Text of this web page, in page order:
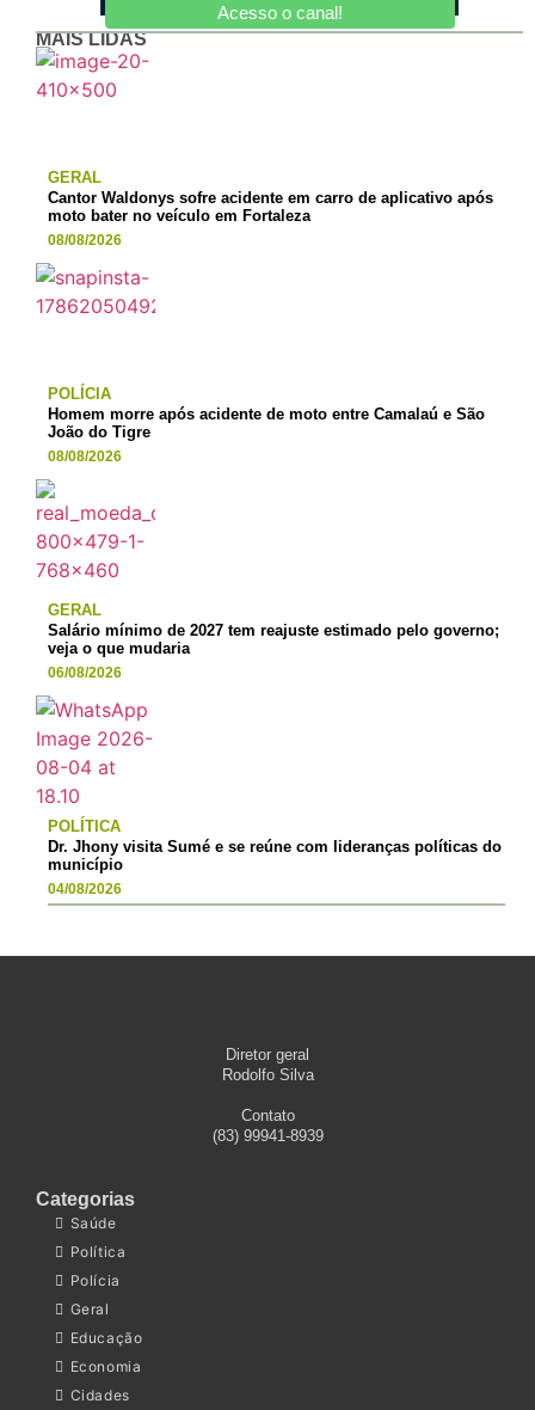
Acesso o canal!
MAIS LIDAS
GERAL
Cantor Waldonys sofre acidente em carro de aplicativo após
moto bater no veículo em Fortaleza
08/08/2026
POLÍCIA
Homem morre após acidente de moto entre Camalaú e São
João do Tigre
08/08/2026
GERAL
Salário mínimo de 2027 tem reajuste estimado pelo governo;
veja o que mudaria
06/08/2026
POLÍTICA
Dr. Jhony visita Sumé e se reúne com lideranças políticas do
município
04/08/2026
Diretor geral
Rodolfo Silva
Contato
(83) 99941-8939
Categorias
Saúde
Política
Polícia
Geral
Educação
Economia
Cidades